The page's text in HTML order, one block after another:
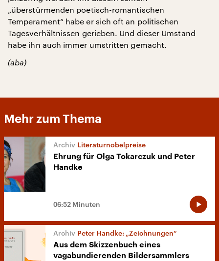
„überstürmenden poetisch-romantischen
Temperament“ habe er sich oft an politischen
Tagesverhältnissen gerieben. Und dieser Umstand
habe ihn auch immer umstritten gemacht.
(aba)
Mehr zum Thema
Literaturnobelpreise
Ehrung für Olga Tokarczuk und Peter
Handke
06:52 Minuten
Peter Handke: „Zeichnungen“
Aus dem Skizzenbuch eines
vagabundierenden Bildersammlers